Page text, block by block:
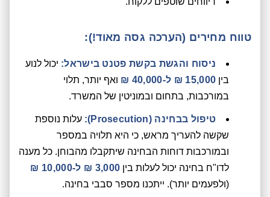
טווח מחירים (הערכה גסה מאוד!):
ניסוח והגשת בקשת פטנט בישראל: יכול לנוע
בין 15,000 ₪ ל-40,000 ₪
ואף יותר, תלוי
במורכבות, בתחום ובמוניטין של המשרד.
טיפול בבחינה (Prosecution):
עלות נוספת
שקשה להעריך מראש, כי היא תלויה במספר
ובמורכבות דוחות הבחינה שיתקבלו מהבוחן. כל מענה
לדו"ח בחינה יכול לעלות בין 3,000 ₪ ל-10,000 ₪
(ולפעמים יותר). ייתכנו מספר סבבי בחינה.